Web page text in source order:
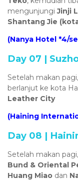
mengunjungiJinji
Shantang Jie
(Nanya Hotel *4/
Day 07 |
Setelah makan
berlanjut ke kota
Leather City
(Haining
Day 08 |
Setelah makan
Bund & Oriental
Huang Miao dan